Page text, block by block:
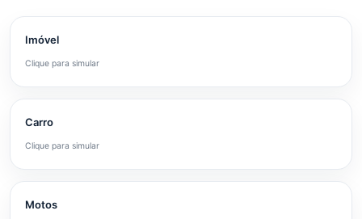
Imóvel
Clique para simular
Carro
Clique para simular
Motos